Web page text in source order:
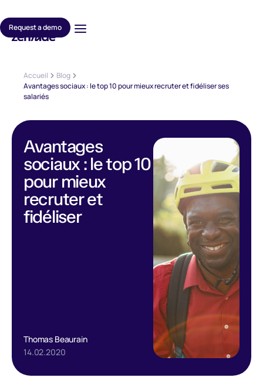
Request a demo
Accueil
Blog
Avantages sociaux : le top 10 pour mieux recruter et fidéliser ses
salariés
Avantages
sociaux : le top 10
pour mieux
recruter et
fidéliser
Thomas Beaurain
14.02.2020